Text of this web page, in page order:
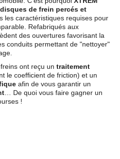
disques de frein percés et
les caractéristiques requises pour
Refabriqués aux
des ouvertures favorisant la
conduits permettant de "nettoyer"
ont reçu un traitement
le coefficient de friction) et un
afin de vous garantir un
… De quoi vous faire gagner un
!